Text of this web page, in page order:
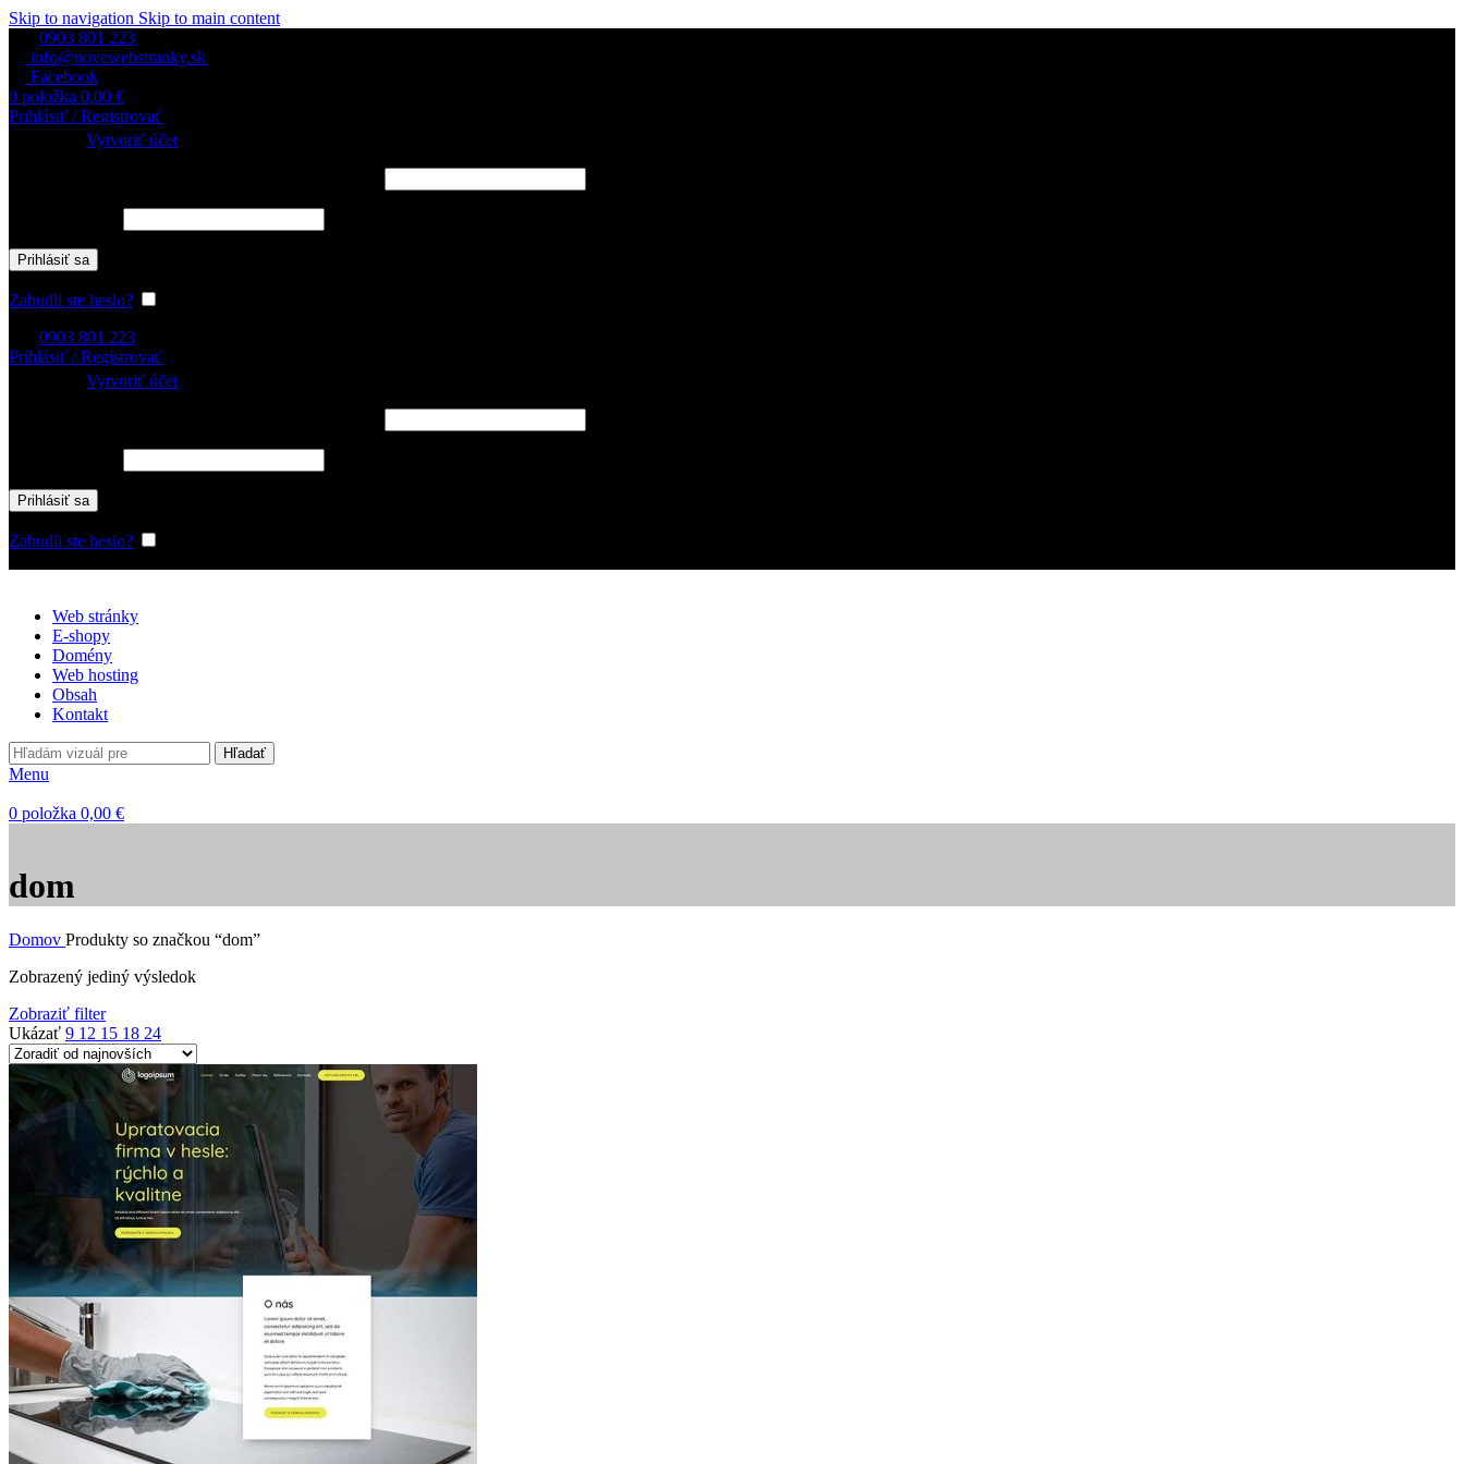
Skip to navigation Skip to main content
0903 801 223
info@novewebstranky.sk
Facebook
0 položka 0,00 €
Prihlásiť / Registrovať
Vytvoriť účet
Prihlásiť sa
Zabudli ste heslo?
0903 801 223
Prihlásiť / Registrovať
Vytvoriť účet
Prihlásiť sa
Zabudli ste heslo?
Web stránky
E-shopy
Domény
Web hosting
Obsah
Kontakt
Hľadať
Menu
0 položka 0,00 €
dom
Domov Produkty so značkou “dom”
Zobrazený jediný výsledok
Zobraziť filter
Ukázať 9 12 15 18 24